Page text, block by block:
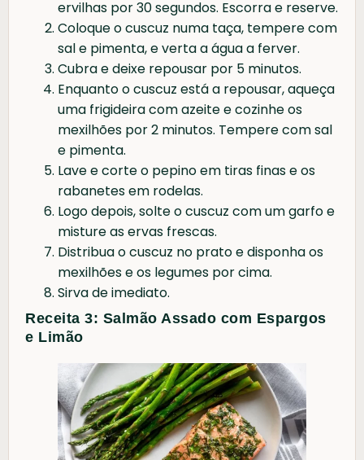
ervilhas por 30 segundos. Escorra e reserve.
Coloque o cuscuz numa taça, tempere com
sal e pimenta, e verta a água a ferver.
Cubra e deixe repousar por 5 minutos.
Enquanto o cuscuz está a repousar, aqueça
uma frigideira com azeite e cozinhe os
mexilhões por 2 minutos. Tempere com sal
e pimenta.
Lave e corte o pepino em tiras finas e os
rabanetes em rodelas.
Logo depois, solte o cuscuz com um garfo e
misture as ervas frescas.
Distribua o cuscuz no prato e disponha os
mexilhões e os legumes por cima.
Sirva de imediato.
Receita 3: Salmão Assado com Espargos
e Limão